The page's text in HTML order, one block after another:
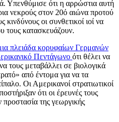
Υπενθύμισε ότι η αρρώστια αυτή
νεκρούς στον 20ό αιώνα προτού
κινδύνους οι συνθετικοί ιοί να
τους κατασκευάζουν.
πλειάδα κορυφαίων Γερμανών
Πεντάγωνο ότι θέλει να
τους μεταβάλλει σε βιολογικά
από έντομα για να τα
Οι Αμερικανοί στρατιωτικοί
ότι οι έρευνές τους
της γεωργικής